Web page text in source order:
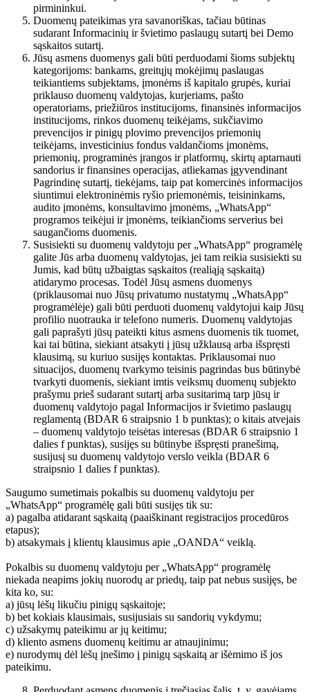
pirmininkui.
Duomenų pateikimas yra savanoriškas, tačiau būtinas
sudarant Informacinių ir švietimo paslaugų sutartį bei Demo
sąskaitos sutartį.
Jūsų asmens duomenys gali būti perduodami šioms subjektų
kategorijoms: bankams, greitųjų mokėjimų paslaugas
teikiantiems subjektams, įmonėms iš kapitalo grupės, kuriai
priklauso duomenų valdytojas, kurjeriams, pašto
operatoriams, priežiūros institucijoms, finansinės informacijos
institucijoms, rinkos duomenų teikėjams, sukčiavimo
prevencijos ir pinigų plovimo prevencijos priemonių
teikėjams, investicinius fondus valdančioms įmonėms,
priemonių, programinės įrangos ir platformų, skirtų aptarnauti
sandorius ir finansines operacijas, atliekamas įgyvendinant
Pagrindinę sutartį, tiekėjams, taip pat komercinės informacijos
siuntimui elektroninėmis ryšio priemonėmis, teisininkams,
audito įmonėms, konsultavimo įmonėms, „WhatsApp“
programos teikėjui ir įmonėms, teikiančioms serverius bei
saugančioms duomenis.
Susisiekti su duomenų valdytoju per „WhatsApp“ programėlę
galite Jūs arba duomenų valdytojas, jei tam reikia susisiekti su
Jumis, kad būtų užbaigtas sąskaitos (realiąją sąskaitą)
atidarymo procesas. Todėl Jūsų asmens duomenys
(priklausomai nuo Jūsų privatumo nustatymų „WhatsApp“
programėlėje) gali būti perduoti duomenų valdytojui kaip Jūsų
profilio nuotrauka ir telefono numeris. Duomenų valdytojas
gali paprašyti jūsų pateikti kitus asmens duomenis tik tuomet,
kai tai būtina, siekiant atsakyti į jūsų užklausą arba išspręsti
klausimą, su kuriuo susijęs kontaktas. Priklausomai nuo
situacijos, duomenų tvarkymo teisinis pagrindas bus būtinybė
tvarkyti duomenis, siekiant imtis veiksmų duomenų subjekto
prašymu prieš sudarant sutartį arba susitarimą tarp jūsų ir
duomenų valdytojo pagal Informacijos ir švietimo paslaugų
reglamentą (BDAR 6 straipsnio 1 b punktas); o kitais atvejais
– duomenų valdytojo teisėtas interesas (BDAR 6 straipsnio 1
dalies f punktas), susijęs su būtinybe išspręsti pranešimą,
susijusį su duomenų valdytojo verslo veikla (BDAR 6
straipsnio 1 dalies f punktas).
Saugumo sumetimais pokalbis su duomenų valdytoju per
„WhatsApp“ programėlę gali būti susijęs tik su:
a) pagalba atidarant sąskaitą (paaiškinant registracijos procedūros
etapus);
b) atsakymais į klientų klausimus apie „OANDA“ veiklą.
Pokalbis su duomenų valdytoju per „WhatsApp“ programėlę
niekada neapims jokių nuorodų ar priedų, taip pat nebus susijęs, be
kita ko, su:
a) jūsų lėšų likučiu pinigų sąskaitoje;
b) bet kokiais klausimais, susijusiais su sandorių vykdymu;
c) užsakymų pateikimu ar jų keitimu;
d) kliento asmens duomenų keitimu ar atnaujinimu;
e) nurodymų dėl lėšų įnešimo į pinigų sąskaitą ar išėmimo iš jos
pateikimu.